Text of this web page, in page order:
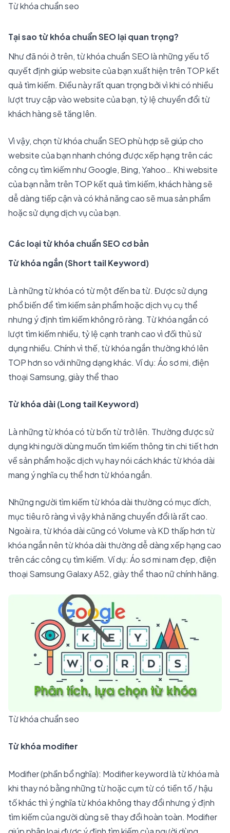
Từ khóa chuẩn seo
Tại sao từ khóa chuẩn SEO lại quan trọng?
Như đã nói ở trên, từ khóa chuẩn SEO là những yếu tố
quyết định giúp website của bạn xuất hiện trên TOP kết
quả tìm kiếm. Điều này rất quan trọng bởi vì khi có nhiều
lượt truy cập vào website của bạn, tỷ lệ chuyển đổi từ
khách hàng sẽ tăng lên.
Vì vậy, chọn từ khóa chuẩn SEO phù hợp sẽ giúp cho
website của bạn nhanh chóng được xếp hạng trên các
công cụ tìm kiếm như Google, Bing, Yahoo… Khi website
của bạn nằm trên TOP kết quả tìm kiếm, khách hàng sẽ
dễ dàng tiếp cận và có khả năng cao sẽ mua sản phẩm
hoặc sử dụng dịch vụ của bạn.
Các loại từ khóa chuẩn SEO cơ bản
Từ khóa ngắn (Short tail Keyword)
Là những từ khóa có từ một đến ba từ. Được sử dụng
phổ biến để tìm kiếm sản phẩm hoặc dịch vụ cụ thể
nhưng ý định tìm kiếm không rõ ràng. Từ khóa ngắn có
lượt tìm kiếm nhiều, tỷ lệ cạnh tranh cao vì đối thủ sử
dụng nhiều. Chính vì thế, từ khóa ngắn thường khó lên
TOP hơn so với những dạng khác. Ví dụ: Áo sơ mi, điện
thoại Samsung, giày thể thao
Từ khóa dài (Long tail Keyword)
Là những từ khóa có từ bốn từ trở lên. Thường được sử
dụng khi người dùng muốn tìm kiếm thông tin chi tiết hơn
về sản phẩm hoặc dịch vụ hay nói cách khác từ khóa dài
mang ý nghĩa cụ thể hơn từ khóa ngắn.
Những người tìm kiếm từ khóa dài thường có mục đích,
mục tiêu rõ ràng vì vậy khả năng chuyển đổi là rất cao.
Ngoài ra, từ khóa dài cũng có Volume và KD thấp hơn từ
khóa ngắn nên từ khóa dài thường dễ dàng xếp hạng cao
trên các công cụ tìm kiếm. Ví dụ: Áo sơ mi nam đẹp, điện
thoại Samsung Galaxy A52, giày thể thao nữ chính hãng.
Từ khóa chuẩn seo
Từ khóa modifier
Modifier (phần bổ nghĩa): Modifier keyword là từ khóa mà
khi thay nó bằng những từ hoặc cụm từ có tiền tố / hậu
tố khác thì ý nghĩa từ khóa không thay đổi nhưng ý định
tìm kiếm của người dùng sẽ thay đổi hoàn toàn. Modifier